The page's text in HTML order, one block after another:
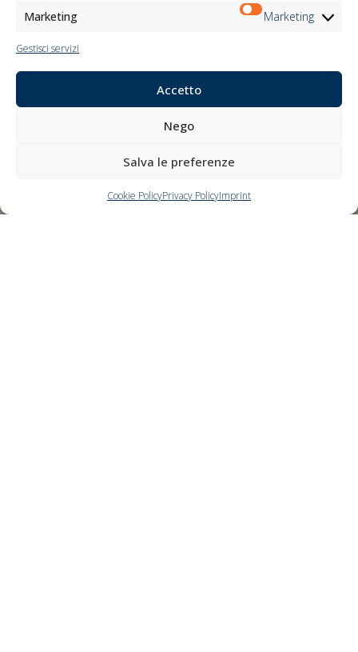
Marketing Marketing
Gestisci servizi
Accetto
Nego
Salva le preferenze
Cookie PolicyPrivacy PolicyImprint